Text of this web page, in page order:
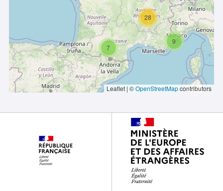
9
7
28
Leaflet | ©OpenStreetMapcontributors